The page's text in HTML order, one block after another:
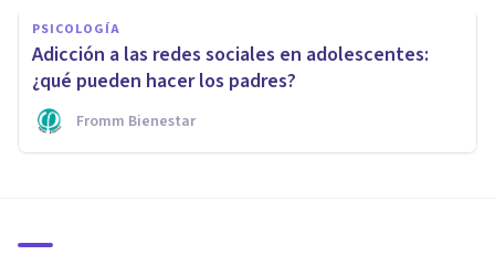
PSICOLOGÍA
Adicción a las redes sociales en adolescentes:
¿qué pueden hacer los padres?
Fromm Bienestar